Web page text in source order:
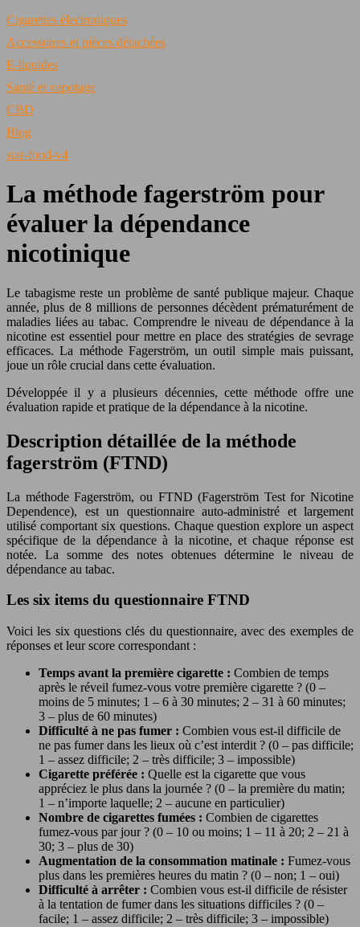
Cigarettes électroniques
Accessoires et pièces détachées
E-liquides
Santé et vapotage
CBD
Blog
star-food-v4
La méthode fagerström pour
évaluer la dépendance
nicotinique
Le tabagisme reste un problème de santé publique majeur. Chaque
année, plus de 8 millions de personnes décèdent prématurément de
maladies liées au tabac. Comprendre le niveau de dépendance à la
nicotine est essentiel pour mettre en place des stratégies de sevrage
efficaces. La méthode Fagerström, un outil simple mais puissant,
joue un rôle crucial dans cette évaluation.
Développée il y a plusieurs décennies, cette méthode offre une
évaluation rapide et pratique de la dépendance à la nicotine.
Description détaillée de la méthode
fagerström (FTND)
La méthode Fagerström, ou FTND (Fagerström Test for Nicotine
Dependence), est un questionnaire auto-administré et largement
utilisé comportant six questions. Chaque question explore un aspect
spécifique de la dépendance à la nicotine, et chaque réponse est
notée. La somme des notes obtenues détermine le niveau de
dépendance au tabac.
Les six items du questionnaire FTND
Voici les six questions clés du questionnaire, avec des exemples de
réponses et leur score correspondant :
Temps avant la première cigarette : Combien de temps
après le réveil fumez-vous votre première cigarette ? (0 –
moins de 5 minutes; 1 – 6 à 30 minutes; 2 – 31 à 60 minutes;
3 – plus de 60 minutes)
Difficulté à ne pas fumer : Combien vous est-il difficile de
ne pas fumer dans les lieux où c’est interdit ? (0 – pas difficile;
1 – assez difficile; 2 – très difficile; 3 – impossible)
Cigarette préférée : Quelle est la cigarette que vous
appréciez le plus dans la journée ? (0 – la première du matin;
1 – n’importe laquelle; 2 – aucune en particulier)
Nombre de cigarettes fumées : Combien de cigarettes
fumez-vous par jour ? (0 – 10 ou moins; 1 – 11 à 20; 2 – 21 à
30; 3 – plus de 30)
Augmentation de la consommation matinale : Fumez-vous
plus dans les premières heures du matin ? (0 – non; 1 – oui)
Difficulté à arrêter : Combien vous est-il difficile de résister
à la tentation de fumer dans les situations difficiles ? (0 –
facile; 1 – assez difficile; 2 – très difficile; 3 – impossible)